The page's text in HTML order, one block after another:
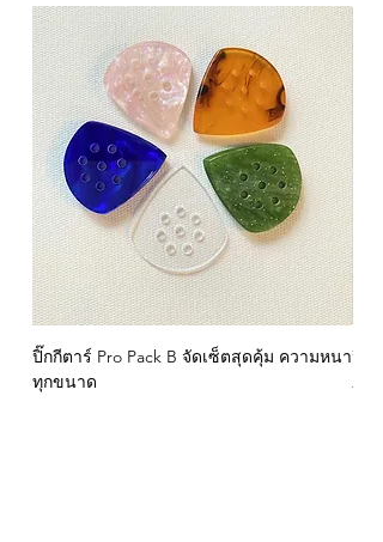
ปิ๊กกีตาร์ Pro Pack B จัดเซ็ตสุดคุ้ม ความหนา
ทุกขนาด
ปิ๊ก
2 แ